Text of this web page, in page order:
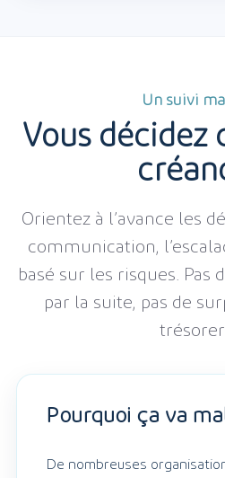
Un suivi
Vous décidez
Orientez à l’avance les
communication,
basé sur les risques. Pas
par la suite, pas de
Pourquoi ça va
De nombreuses